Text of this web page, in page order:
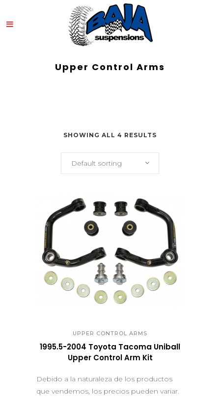
Upper Control Arms
SHOWING ALL 4 RESULTS
Default sorting
QUICK VIEW
UPPER CONTROL ARMS
1995.5-2004 Toyota Tacoma Uniball
Upper Control Arm Kit
Debido a la naturaleza de los productos
que vendemos, los precios pueden variar.